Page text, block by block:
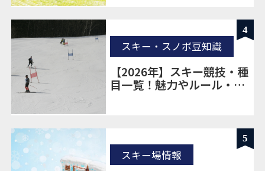
4
【2026年】スキー競技・種
目一覧！魅力やルール・見
スキー・スノボ豆知識
5
スキー場情報